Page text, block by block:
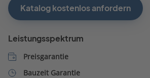
Katalog kostenlos anfordern
Leistungsspektrum
Preisgarantie
Bauzeit Garantie